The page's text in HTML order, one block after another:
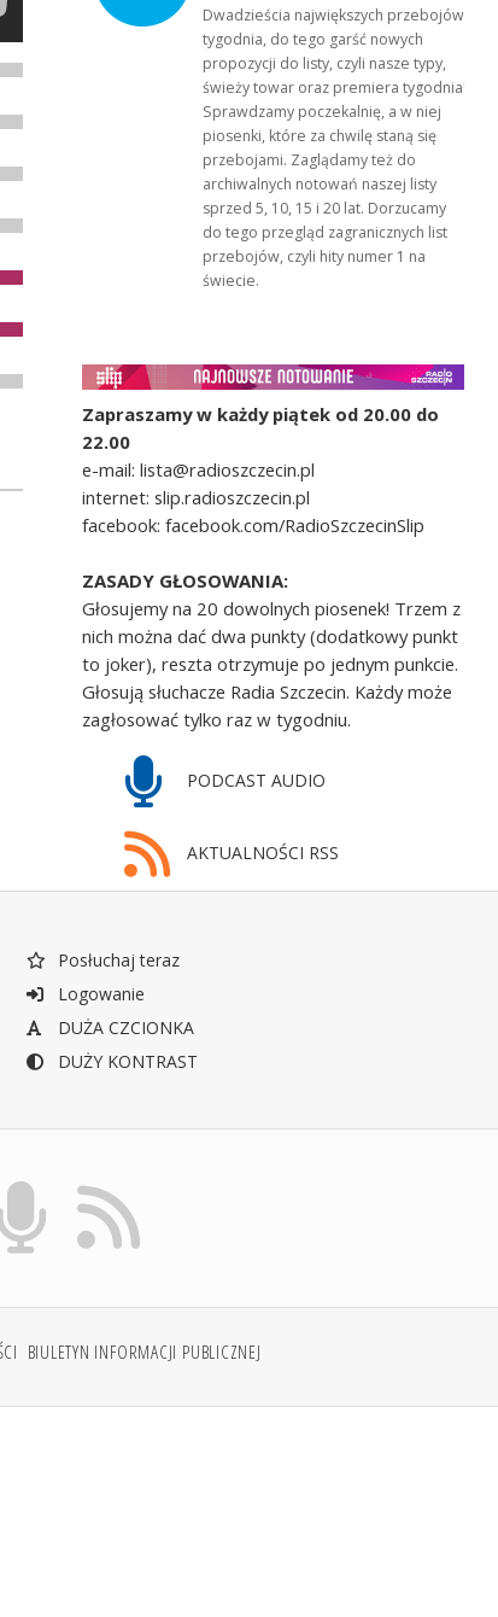
Dwadzieścia największych przebojów
tygodnia, do tego garść nowych
propozycji do listy, czyli nasze typy,
świeży towar oraz premiera tygodnia!
Sprawdzamy poczekalnię, a w niej
piosenki, które za chwilę staną się
przebojami. Zaglądamy też do
archiwalnych notowań naszej listy
sprzed 5, 10, 15 i 20 lat. Dorzucamy
do tego przegląd zagranicznych list
przebojów, czyli hity numer 1 na
świecie.
Zapraszamy w każdy piątek od 20.00 do
22.00
e-mail: lista@radioszczecin.pl
internet: slip.radioszczecin.pl
facebook: facebook.com/RadioSzczecinSlip
ZASADY GŁOSOWANIA:
Głosujemy na 20 dowolnych piosenek! Trzem z
nich można dać dwa punkty (dodatkowy punkt
to joker), reszta otrzymuje po jednym punkcie.
Głosują słuchacze Radia Szczecin. Każdy może
zagłosować tylko raz w tygodniu.
PODCAST AUDIO
AKTUALNOŚCI RSS
Posłuchaj teraz
Logowanie
DUŻA CZCIONKA
DUŻY KONTRAST
BIULETYN INFORMACJI PUBLICZNEJ